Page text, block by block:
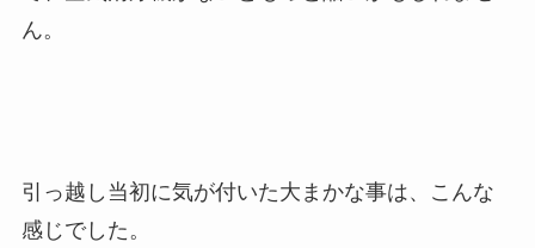
ん。
引っ越し当初に気が付いた大まかな事は、こんな
感じでした。